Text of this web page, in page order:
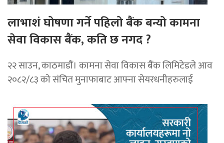
लाभाशं घोषणा गर्ने पहिलो बैंक बन्यो कामना
सेवा विकास बैंक, कति छ नगद ?
२२ साउन, काठमाडाैं। कामना सेवा विकास बैंक लिमिटेडले आव
२०८२/८३ को संचित मुनाफाबाट आफ्ना सेयरधनीहरुलाई